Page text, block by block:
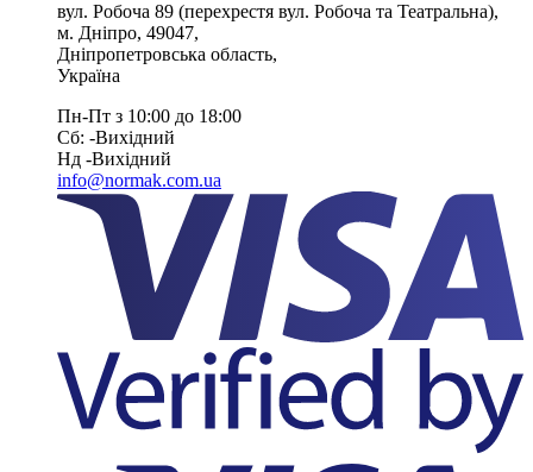
вул. Робоча 89 (перехрестя вул. Робоча та Театральна),
м. Дніпро, 49047,
Дніпропетровська область,
Україна
Пн-Пт з 10:00 до 18:00
Сб: -Вихiдний
Нд -Вихiдний
info@normak.com.ua